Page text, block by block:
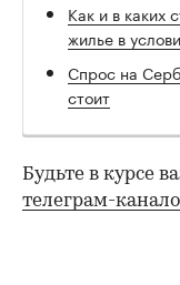
Как и в каких
жилье в
Спрос на
стоит
Будьте в курсе
телеграм-